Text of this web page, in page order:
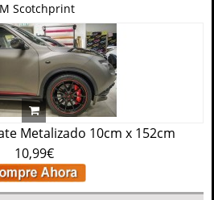
Scotchprint
Metalizado 10cm x 152cm
10,99€